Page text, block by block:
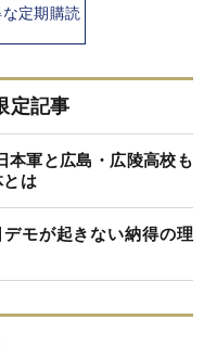
定期購読
定記事
本軍と広島・広陵高校も
は
モが起きない納得の理